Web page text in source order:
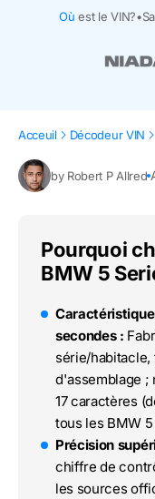
Où est le VIN?•
Acceuil Décodeur VIN
by Robert P Allred
Pourquoi
BMW 5
secondes :
série/habitacle,
d'assemblage ;
17 caractères
tous les BMW
Précision
chiffre de
les sources